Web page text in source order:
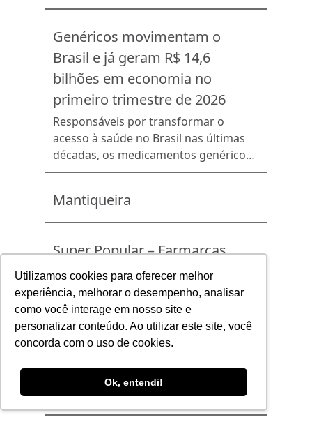
Utilizamos cookies para oferecer melhor
experiência, melhorar o desempenho, analisar
como você interage em nosso site e
personalizar conteúdo. Ao utilizar este site, você
concorda com o uso de cookies.
Ok, entendi!
de cinema do UCI New York City
Genéricos movimentam o
Brasil e já geram R$ 14,6
bilhões em economia no
primeiro trimestre de 2026
Responsáveis por transformar o
acesso à saúde no Brasil nas últimas
décadas, os medicamentos genéricos
chegam nessa data consolidando uma
econômico direto na vida da
população. O Dia Nacional do
comemorado em 20 de maio. A data,
oficializada pela Lei n° 9.787 de 1999,
celebra a introdução […]
Mantiqueira
Super Popular – Farmarcas
Febrafar participa de ação da
EMS pelo Dia do Medicamento
Genérico
Medicamento Genérico, promovida
pela EMS na quarta-feira, 20 de maio,
no Rio de Janeiro, reuniu